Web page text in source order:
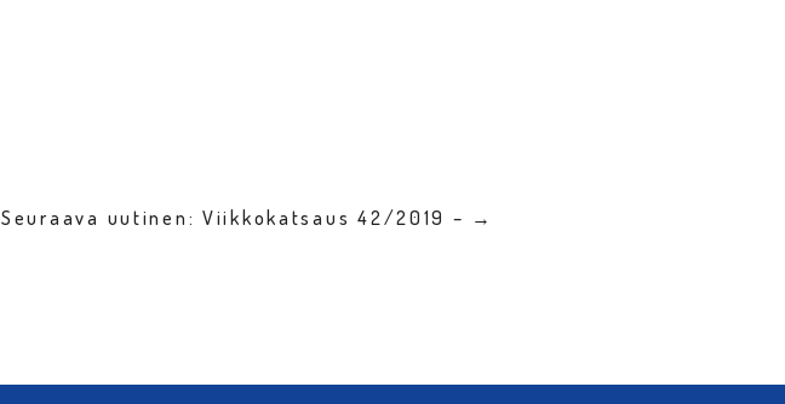
Seuraava uutinen: Viikkokatsaus 42/2019 – →